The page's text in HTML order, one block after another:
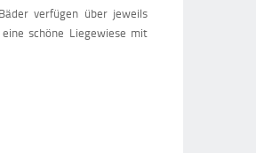
verfügen über jeweils
schöne Liegewiese mit